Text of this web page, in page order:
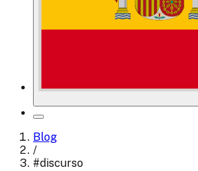
Blog
/
#discurso